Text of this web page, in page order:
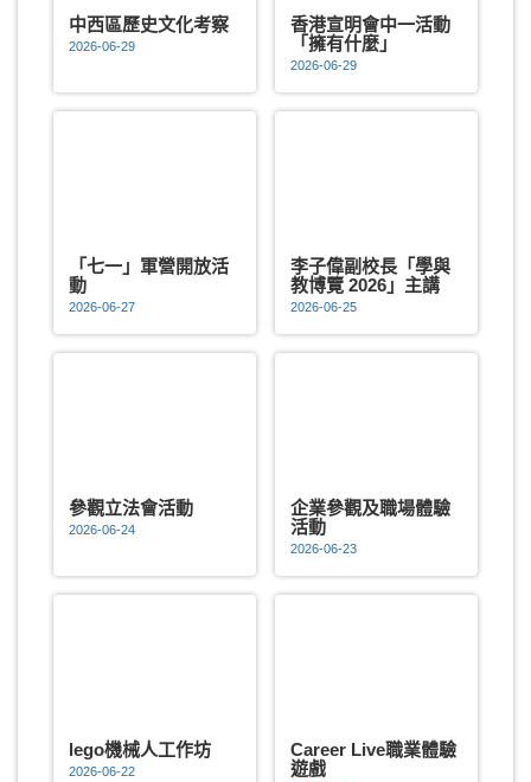
中西區歷史文化考察
2026-06-29
香港宣明會中一活動
「擁有什麼」
2026-06-29
「七一」軍營開放活
動
2026-06-27
李子偉副校長「學與
教博覽 2026」主講
2026-06-25
參觀立法會活動
2026-06-24
企業參觀及職場體驗
活動
2026-06-23
lego機械人工作坊
2026-06-22
Career Live職業體驗
遊戲